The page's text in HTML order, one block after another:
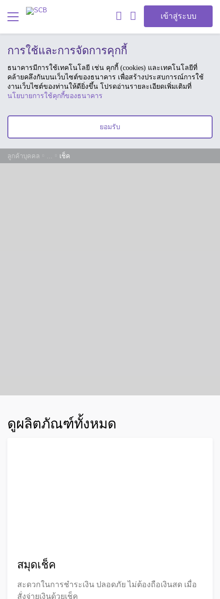
เข้าสู่ระบบ
การใช้และการจัดการคุกกี้
ธนาคารมีการใช้เทคโนโลยี เช่น คุกกี้ (cookies) และเทคโนโลยีที่
คล้ายคลึงกันบนเว็บไซต์ของธนาคาร เพื่อสร้างประสบการณ์การใช้
งานเว็บไซต์ของท่านให้ดียิ่งขึ้น โปรดอ่านรายละเอียดเพิ่มเติมที่
นโยบายการใช้คุกกี้ของธนาคาร
ยอมรับ
ลูกค้าบุคคล ... เช็ค
ดูผลิตภัณฑ์ทั้งหมด
สมุดเช็ค
สะดวกในการชำระเงิน ปลอดภัย ไม่ต้องถือเงินสด เมื่อ
สั่งจ่ายเงินด้วยเช็ค